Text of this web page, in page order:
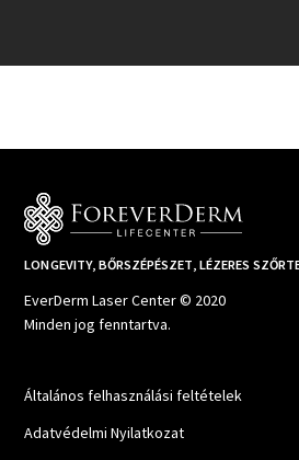
LONGEVITY, BŐRSZÉPÉSZET, LÉZERES
EverDerm Laser Center © 2020
Minden jog fenntartva.
Általános felhasználási feltételek
Adatvédelmi Nyilatkozat